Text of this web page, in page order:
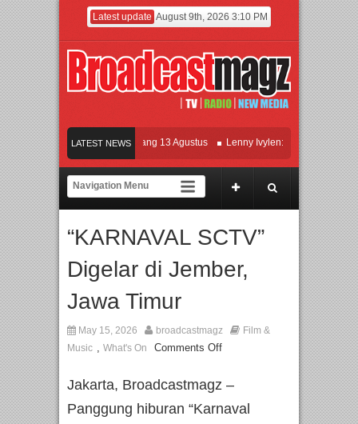
Latest update August 9th, 2026 3:10 PM
LATEST NEWS
KETOK MEJIK Siap Tayang 13 Agustus Lenny Ivylen: 26 Tahun Jaga
dan Universitas Agung Podomoro Jalin Kerja Sama Pendidikan dan Riset untuk
“KARNAVAL SCTV”
Digelar di Jember,
Jawa Timur
May 15, 2026 broadcastmagz
Film &
Music , What's On Comments Off
Jakarta, Broadcastmagz –
Panggung hiburan “Karnaval